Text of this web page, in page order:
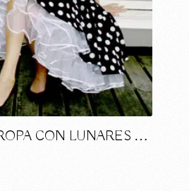
CON LUNARES …